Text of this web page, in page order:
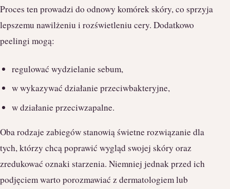
Proces ten prowadzi do odnowy komórek skóry, co sprzyja
lepszemu nawilżeniu i rozświetleniu cery. Dodatkowo
peelingi mogą:
regulować wydzielanie sebum,
w wykazywać działanie przeciwbakteryjne,
w działanie przeciwzapalne.
Oba rodzaje zabiegów stanowią świetne rozwiązanie dla
tych, którzy chcą poprawić wygląd swojej skóry oraz
zredukować oznaki starzenia. Niemniej jednak przed ich
podjęciem warto porozmawiać z dermatologiem lub